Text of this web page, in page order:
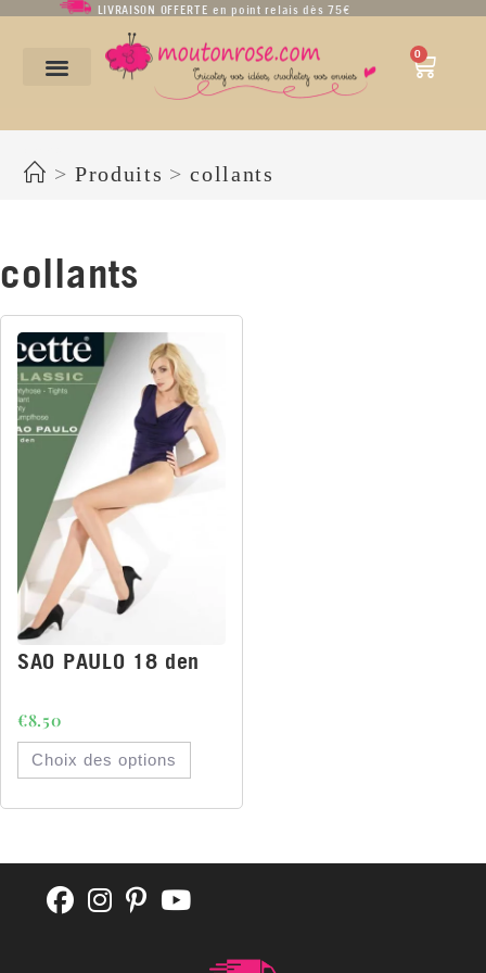
LIVRAISON OFFERTE en point relais dès 75€
0
> Produits > collants
collants
SAO PAULO 18 den
€8.50
Choix des options